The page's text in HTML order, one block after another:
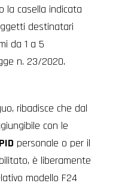
la casella indicata
destinatari
da 1 a 5
n. 23/2020.
ribadisce che dal
con le
personale o per il
è liberamente
modello F24